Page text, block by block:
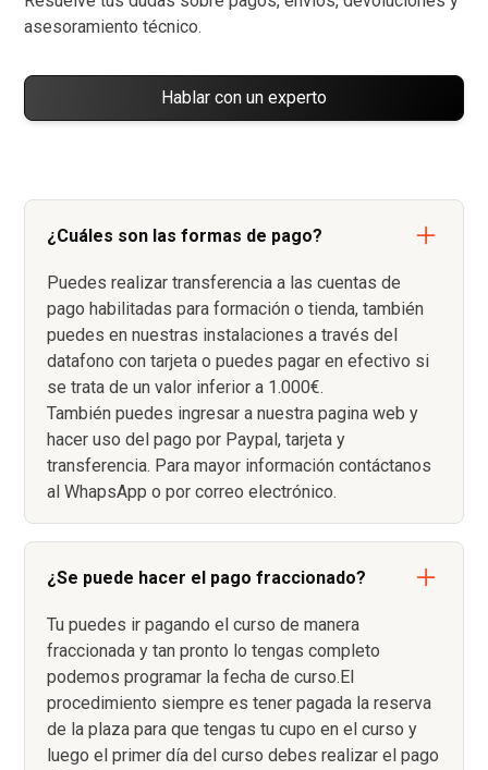
asesoramiento técnico.
Hablar con un experto
¿Cuáles son las formas de pago?
Puedes realizar transferencia a las cuentas de
pago habilitadas para formación o tienda, también
puedes en nuestras instalaciones a través del
datafono con tarjeta o puedes pagar en efectivo si
se trata de un valor inferior a 1.000€.
También puedes ingresar a nuestra pagina web y
hacer uso del pago por Paypal, tarjeta y
transferencia. Para mayor información contáctanos
al WhapsApp o por correo electrónico.
¿Se puede hacer el pago fraccionado?
Tu puedes ir pagando el curso de manera
fraccionada y tan pronto lo tengas completo
podemos programar la fecha de curso.El
procedimiento siempre es tener pagada la reserva
de la plaza para que tengas tu cupo en el curso y
luego el primer día del curso debes realizar el pago